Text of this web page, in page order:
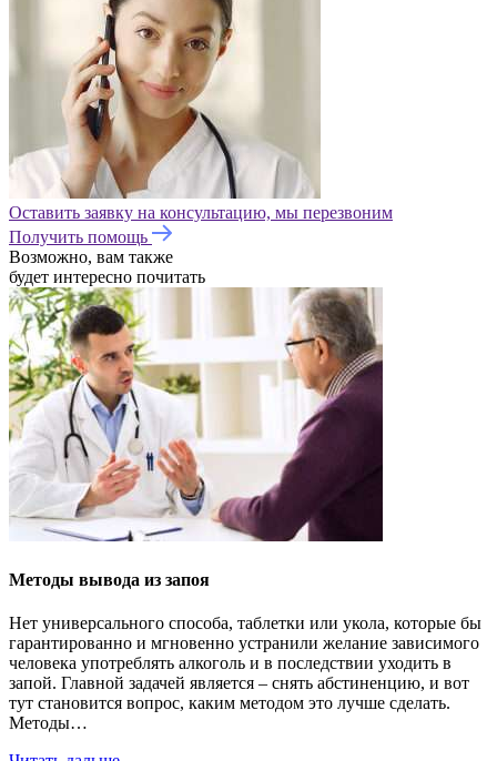
Оставить заявку на консультацию, мы перезвоним
Получить помощь
Возможно, вам также
будет интересно почитать
Методы вывода из запоя
Нет универсального способа, таблетки или укола, которые бы
гарантированно и мгновенно устранили желание зависимого
человека употреблять алкоголь и в последствии уходить в
запой. Главной задачей является – снять абстиненцию, и вот
тут становится вопрос, каким методом это лучше сделать.
Методы…